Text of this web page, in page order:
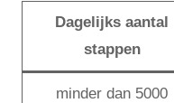
Dagelijks aantal
stappen
minder dan 5000